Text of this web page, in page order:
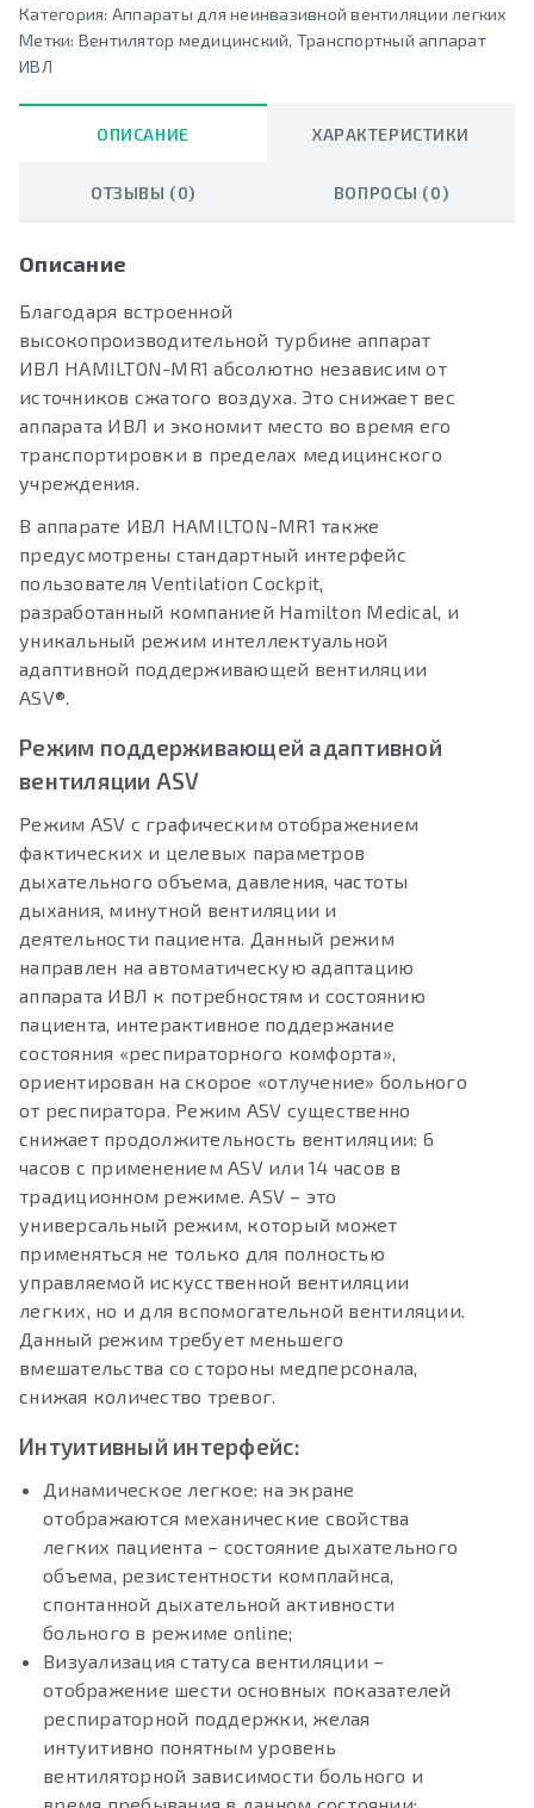
Категория: Аппараты для неинвазивной вентиляции легких
Метки: Вентилятор медицинский, Транспортный аппарат
ИВЛ
ОПИСАНИЕ ХАРАКТЕРИСТИКИ
ОТЗЫВЫ (0) ВОПРОСЫ (0)
Описание
Благодаря встроенной
высокопроизводительной турбине аппарат
ИВЛ HAMILTON-MR1 абсолютно независим от
источников сжатого воздуха. Это снижает вес
аппарата ИВЛ и экономит место во время его
транспортировки в пределах медицинского
учреждения.
В аппарате ИВЛ HAMILTON-MR1 также
предусмотрены стандартный интерфейс
пользователя Ventilation Cockpit,
разработанный компанией Hamilton Medical, и
уникальный режим интеллектуальной
адаптивной поддерживающей вентиляции
ASV®.
Режим поддерживающей адаптивной
вентиляции ASV
Режим ASV с графическим отображением
фактических и целевых параметров
дыхательного объема, давления, частоты
дыхания, минутной вентиляции и
деятельности пациента. Данный режим
направлен на автоматическую адаптацию
аппарата ИВЛ к потребностям и состоянию
пациента, интерактивное поддержание
состояния «респираторного комфорта»,
ориентирован на скорое «отлучение» больного
от респиратора. Режим ASV существенно
снижает продолжительность вентиляции: 6
часов с применением ASV или 14 часов в
традиционном режиме. ASV – это
универсальный режим, который может
применяться не только для полностью
управляемой искусственной вентиляции
легких, но и для вспомогательной вентиляции.
Данный режим требует меньшего
вмешательства со стороны медперсонала,
снижая количество тревог.
Интуитивный интерфейс:
Динамическое легкое: на экране
отображаются механические свойства
легких пациента – состояние дыхательного
объема, резистентности комплайнса,
спонтанной дыхательной активности
больного в режиме online;
Визуализация статуса вентиляции –
отображение шести основных показателей
респираторной поддержки, желая
интуитивно понятным уровень
вентиляторной зависимости больного и